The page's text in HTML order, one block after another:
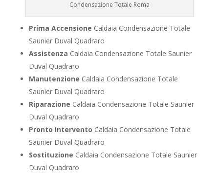
Condensazione Totale Roma
Prima Accensione Caldaia Condensazione Totale
Saunier Duval Quadraro
Assistenza Caldaia Condensazione Totale Saunier
Duval Quadraro
Manutenzione Caldaia Condensazione Totale
Saunier Duval Quadraro
Riparazione Caldaia Condensazione Totale Saunier
Duval Quadraro
Pronto Intervento Caldaia Condensazione Totale
Saunier Duval Quadraro
Sostituzione Caldaia Condensazione Totale Saunier
Duval Quadraro